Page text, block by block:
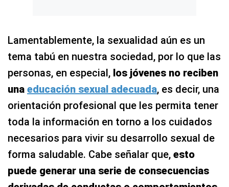
Lamentablemente, la sexualidad aún es un
tema tabú en nuestra sociedad, por lo que las
personas, en especial, los jóvenes no reciben
una educación sexual adecuada, es decir, una
orientación profesional que les permita tener
toda la información en torno a los cuidados
necesarios para vivir su desarrollo sexual de
forma saludable. Cabe señalar que, esto
puede generar una serie de consecuencias